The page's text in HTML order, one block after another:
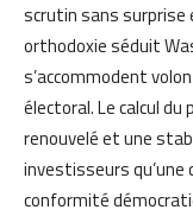
scrutin sans surprise
orthodoxie séduit
s’accommodent
électoral. Le calcul
renouvelé et une
investisseurs qu’une
conformité